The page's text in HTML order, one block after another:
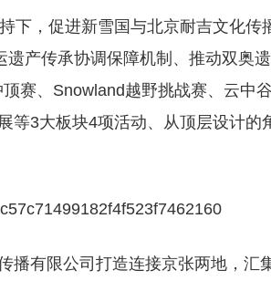
下，促进新雪国与北京耐吉文化传
遗产传承协调保障机制、推动双奥
赛、Snowland越野挑战赛、云中
等3大板块4项活动、从顶层设计的
播有限公司打造连接京张两地，汇